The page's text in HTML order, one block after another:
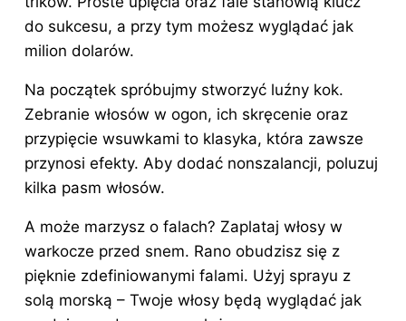
do sukcesu, a przy tym możesz wyglądać jak
milion dolarów.
Na początek spróbujmy stworzyć luźny kok.
Zebranie włosów w ogon, ich skręcenie oraz
przypięcie wsuwkami to klasyka, która zawsze
przynosi efekty. Aby dodać nonszalancji, poluzuj
kilka pasm włosów.
A może marzysz o falach? Zaplataj włosy w
warkocze przed snem. Rano obudzisz się z
pięknie zdefiniowanymi falami. Użyj sprayu z
solą morską – Twoje włosy będą wyglądać jak